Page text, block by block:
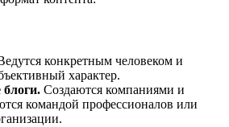
конкретным человеком и
характер.
Создаются компаниями и
командой профессионалов или